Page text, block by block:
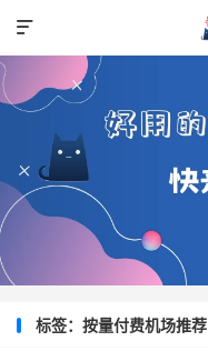

标签：按量付费机场推荐